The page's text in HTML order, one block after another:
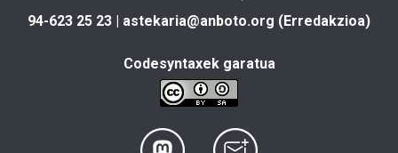
94-623 25 23 | astekaria@anboto.org (Erredakzioa)
Codesyntaxek garatua